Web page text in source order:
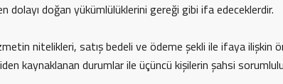
doğan yükümlülüklerini gereği gibi ifa edeceklerdir.
nitelikleri, satış bedeli ve ödeme şekli ile ifaya ilişkin
kaynaklanan durumlar ile üçüncü kişilerin şahsi